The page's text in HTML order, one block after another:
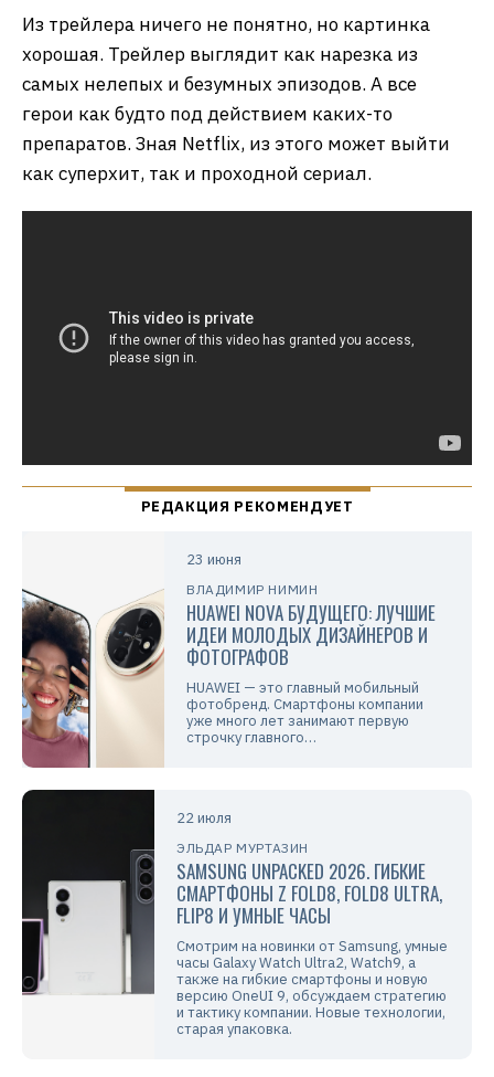
Из трейлера ничего не понятно, но картинка
хорошая. Трейлер выглядит как нарезка из
самых нелепых и безумных эпизодов. А все
герои как будто под действием каких-то
препаратов. Зная Netflix, из этого может выйти
как суперхит, так и проходной сериал.
23 июня
ВЛАДИМИР НИМИН
HUAWEI NOVA БУДУЩЕГО: ЛУЧШИЕ
ИДЕИ МОЛОДЫХ ДИЗАЙНЕРОВ И
ФОТОГРАФОВ
HUAWEI — это главный мобильный
фотобренд. Смартфоны компании
уже много лет занимают первую
строчку главного…
22 июля
ЭЛЬДАР МУРТАЗИН
SAMSUNG UNPACKED 2026. ГИБКИЕ
СМАРТФОНЫ Z FOLD8, FOLD8 ULTRA,
FLIP8 И УМНЫЕ ЧАСЫ
Смотрим на новинки от Samsung, умные
часы Galaxy Watch Ultra2, Watch9, а
также на гибкие смартфоны и новую
версию OneUI 9, обсуждаем стратегию
и тактику компании. Новые технологии,
старая упаковка.